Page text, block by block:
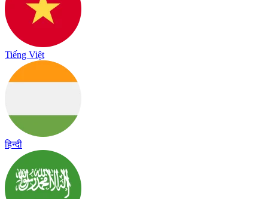
Tiếng Việt
हिन्दी